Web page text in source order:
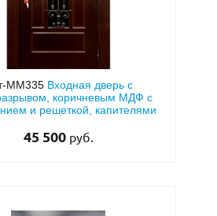
ММ335 Входная дверь с
коричневым МДФ с
и решеткой, капителями
45 500 руб.